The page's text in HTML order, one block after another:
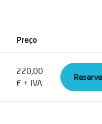
Preço
220,00
€ + IVA